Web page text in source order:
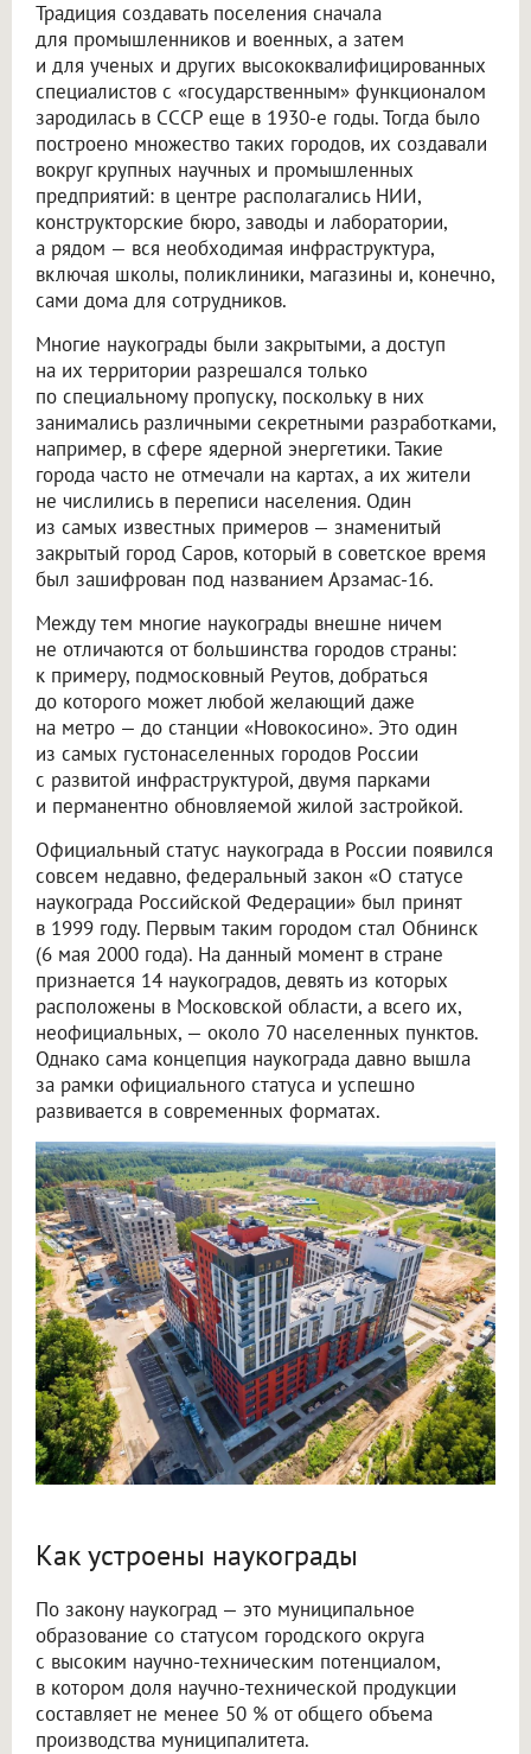
Традиция создавать поселения сначала
для промышленников и военных, а затем
и для ученых и других высококвалифицированных
специалистов с «государственным» функционалом
зародилась в СССР еще в 1930-е годы. Тогда было
построено множество таких городов, их создавали
вокруг крупных научных и промышленных
предприятий: в центре располагались НИИ,
конструкторские бюро, заводы и лаборатории,
а рядом — вся необходимая инфраструктура,
включая школы, поликлиники, магазины и, конечно,
сами дома для сотрудников.
Многие наукограды были закрытыми, а доступ
на их территории разрешался только
по специальному пропуску, поскольку в них
занимались различными секретными разработками,
например, в сфере ядерной энергетики. Такие
города часто не отмечали на картах, а их жители
не числились в переписи населения. Один
из самых известных примеров — знаменитый
закрытый город Саров, который в советское время
был зашифрован под названием Арзамас-16.
Между тем многие наукограды внешне ничем
не отличаются от большинства городов страны:
к примеру, подмосковный Реутов, добраться
до которого может любой желающий даже
на метро — до станции «Новокосино». Это один
из самых густонаселенных городов России
с развитой инфраструктурой, двумя парками
и перманентно обновляемой жилой застройкой.
Официальный статус наукограда в России появился
совсем недавно, федеральный закон «О статусе
наукограда Российской Федерации» был принят
в 1999 году. Первым таким городом стал Обнинск
(6 мая 2000 года). На данный момент в стране
признается 14 наукоградов, девять из которых
расположены в Московской области, а всего их,
неофициальных, — около 70 населенных пунктов.
Однако сама концепция наукограда давно вышла
за рамки официального статуса и успешно
развивается в современных форматах.
Как устроены наукограды
По закону наукоград — это муниципальное
образование со статусом городского округа
с высоким научно-техническим потенциалом,
в котором доля научно-технической продукции
составляет не менее 50 % от общего объема
производства муниципалитета.